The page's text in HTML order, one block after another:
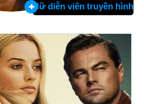
Nữ diễn viên truyền hình